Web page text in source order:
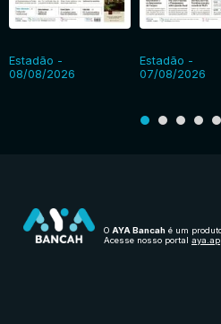
Estadão -
08/08/2026
Estadão -
07/08/2026
O AYA Bancah é um
Acesse nosso portal